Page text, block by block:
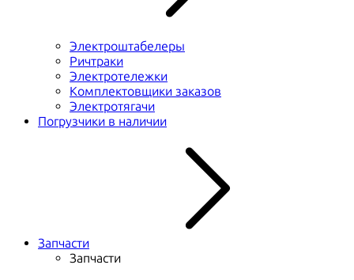
Электроштабелеры
Ричтраки
Электротележки
Комплектовщики заказов
Электротягачи
Погрузчики в наличии
Запчасти
Запчасти